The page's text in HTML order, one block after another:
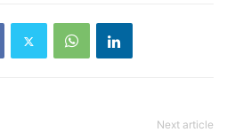
Next article